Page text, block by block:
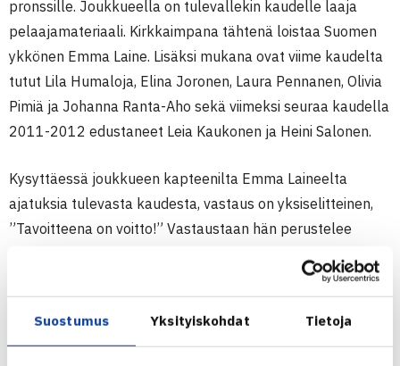
Suostumus Yksityiskohdat Tietoja
pronssille. Joukkueella on tulevallekin kaudelle laaja
pelaajamateriaali. Kirkkaimpana tähtenä loistaa Suomen
ykkönen Emma Laine. Lisäksi mukana ovat viime kaudelta
tutut Lila Humaloja, Elina Joronen, Laura Pennanen, Olivia
Pimiä ja Johanna Ranta-Aho sekä viimeksi seuraa kaudella
2011-2012 edustaneet Leia Kaukonen ja Heini Salonen.
Kysyttäessä joukkueen kapteenilta Emma Laineelta
ajatuksia tulevasta kaudesta, vastaus on yksiselitteinen,
”Tavoitteena on voitto!” Vastaustaan hän perustelee
yhteishenki ja oli mukava pelata, joten samaan pyrimme
kesällä. Meillä on hyvä porukka ja paljon pelaajia, jotka